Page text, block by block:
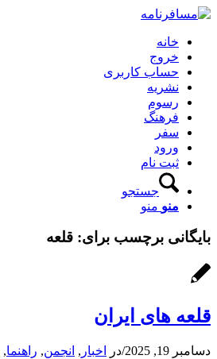
خانه
خروج
حساب کاربری
نشریه
رسوم
فرهنگ
سفر
ورود
ثبت نام
جستجو
منو منو
بایگانی برچسب برای: قلعه
قلعه‌ های ایران
دسامبر 19, 2025 /در اخبار , انجمن, راهنما,